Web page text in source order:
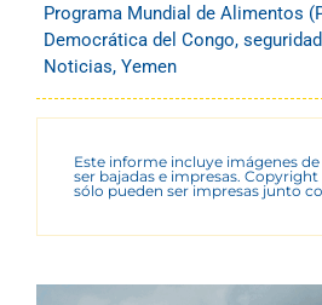
Programa Mundial de Alimentos
Democrática del Congo,
Noticias, Yemen
Este informe incluye imágenes
ser bajadas e impresas. Copyright
sólo pueden ser impresas junto